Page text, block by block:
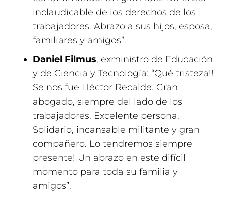
inclaudicable de los derechos de los
trabajadores. Abrazo a sus hijos, esposa,
familiares y amigos”.
Daniel Filmus, exministro de Educación
y de Ciencia y Tecnología: “Qué tristeza!!
Se nos fue Héctor Recalde. Gran
abogado, siempre del lado de los
trabajadores. Excelente persona.
Solidario, incansable militante y gran
compañero. Lo tendremos siempre
presente! Un abrazo en este difícil
momento para toda su familia y
amigos”.